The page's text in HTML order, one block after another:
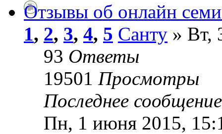
Отзывы об онлайн
1, 2, 3, 4, 5 Санту » Вт,
93 Ответы
19501 Просмотры
Последнее
Пн, 1 июня 2015,